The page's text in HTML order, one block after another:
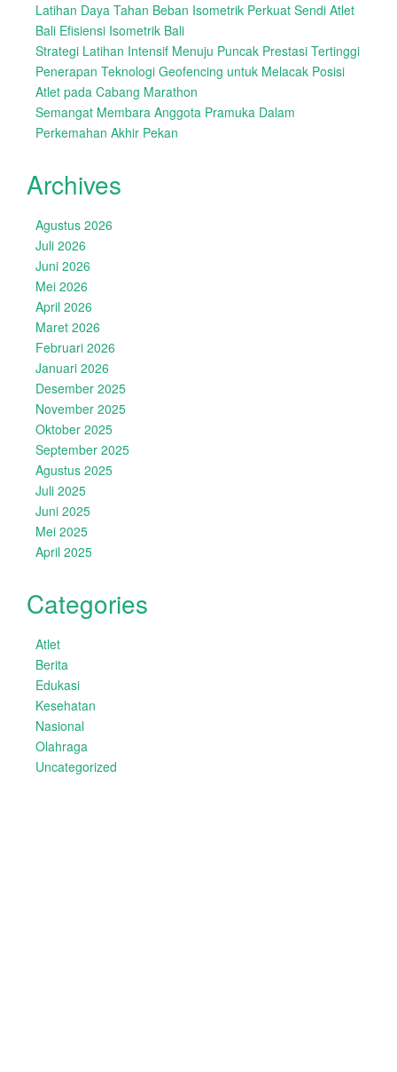
Latihan Daya Tahan Beban Isometrik Perkuat Sendi Atlet
Bali Efisiensi Isometrik Bali
Strategi Latihan Intensif Menuju Puncak Prestasi Tertinggi
Penerapan Teknologi Geofencing untuk Melacak Posisi
Atlet pada Cabang Marathon
Semangat Membara Anggota Pramuka Dalam
Perkemahan Akhir Pekan
Archives
Agustus 2026
Juli 2026
Juni 2026
Mei 2026
April 2026
Maret 2026
Februari 2026
Januari 2026
Desember 2025
November 2025
Oktober 2025
September 2025
Agustus 2025
Juli 2025
Juni 2025
Mei 2025
April 2025
Categories
Atlet
Berita
Edukasi
Kesehatan
Nasional
Olahraga
Uncategorized